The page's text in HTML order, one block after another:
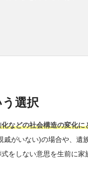
選択
などの社会構造の変化
戚がいない)の場合や、
をしない意思を生前に